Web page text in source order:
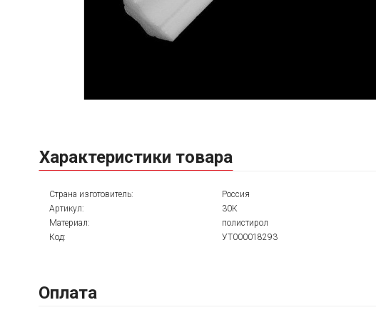
Характеристики товара
Страна изготовитель:
Россия
Артикул:
30К
Материал:
полистирол
Код:
УТ000018293
Оплата